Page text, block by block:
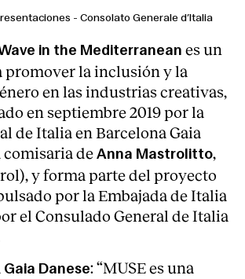
- Consolato Generale d’Italia
Wave in the Mediterranean es un
promover la inclusión y la
en las industrias creativas,
en septiembre 2019 por la
de Italia en Barcelona Gaia
comisaria de Anna Mastrolitto,
y forma parte del proyecto
por la Embajada de Italia
el Consulado General de Italia
Gaia Danese: “MUSE es una